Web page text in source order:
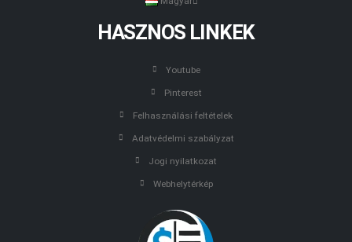
HASZNOS LINKEK
Youtube
Pinterest
Felhasználási feltételek
Adatvédelmi szabályzat
Jogi nyilatkozat
Webhelytérkép